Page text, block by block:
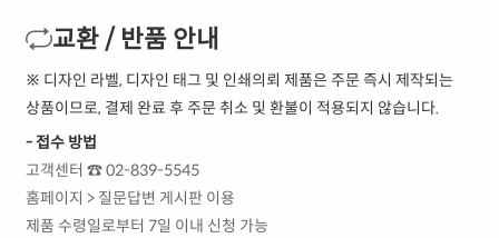
교환 / 반품 안내
※ 디자인 라벨, 디자인 태그 및 인쇄의뢰 제품은 주문 즉시 제작되는
상품이므로, 결제 완료 후 주문 취소 및 환불이 적용되지 않습니다.
- 접수 방법
고객센터 ☎ 02-839-5545
홈페이지 > 질문답변 게시판 이용
제품 수령일로부터 7일 이내 신청 가능